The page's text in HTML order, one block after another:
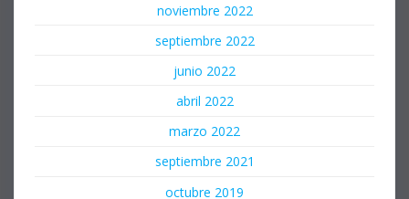
noviembre 2022
septiembre 2022
junio 2022
abril 2022
marzo 2022
septiembre 2021
octubre 2019